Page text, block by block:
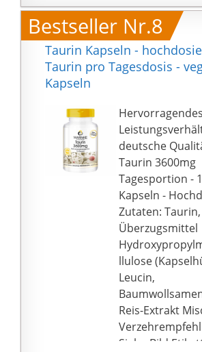
Bestseller Nr.8
Taurin Kapseln -
Taurin pro Tagesdosis -
Kapseln
deutsche
Taurin 3600mg
Tagesportion -
Kapseln -
Zutaten: Taurin‚
Überzugsmittel
llulose
Leucin,
Reis-Extrakt
Siehe Bild Etikett